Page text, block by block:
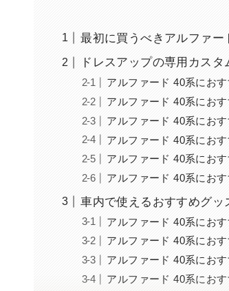
最初に買うべきアルファー
ドレスアップの専用カスタ
アルファード 40系にお
アルファード 40系にお
アルファード 40系にお
アルファード 40系にお
アルファード 40系にお
アルファード 40系にお
車内で使えるおすすめグッ
アルファード 40系にお
アルファード 40系にお
アルファード 40系にお
アルファード 40系にお